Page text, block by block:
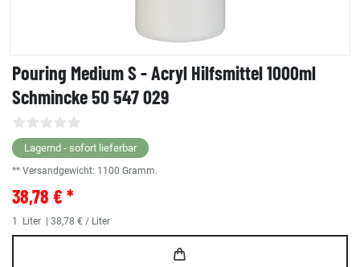
Pouring Medium S - Acryl Hilfsmittel 1000ml
Schmincke 50 547 029
Lagernd - sofort lieferbar
** Versandgewicht: 1100 Gramm.
38,78 € *
1 Liter | 38,78 € / Liter